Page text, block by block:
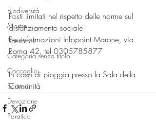
Biodiversità
Mostre
Spettacoli
Categoria senza titolo
Coccaglio
Scrittori
Devozione
Paratico
Posti limitati nel rispetto delle norme sul
distanziamento sociale
Per informazioni Infopoint Marone, via
Roma 42, tel 0305785877
In caso di pioggia presso la Sala della
Comunità